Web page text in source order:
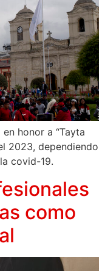
honor a “Tayta
2023, dependiendo
covid-19.
como